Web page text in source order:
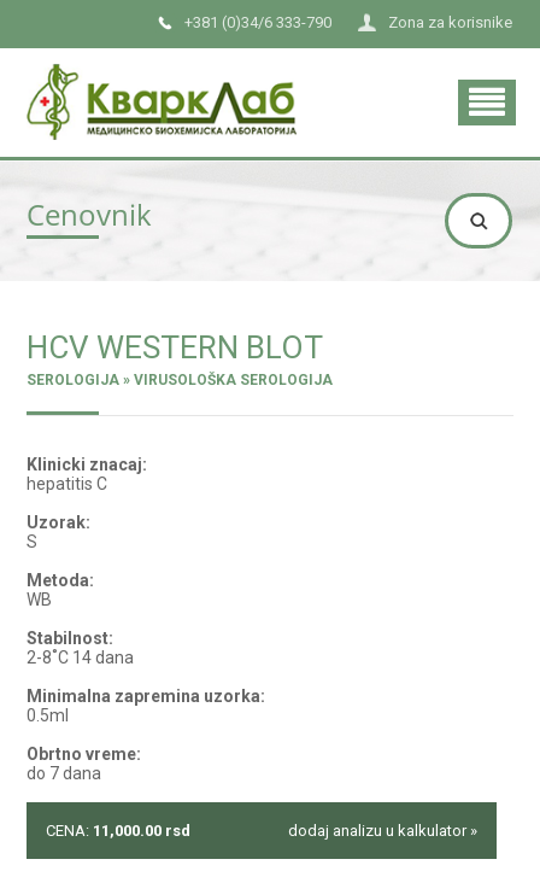
Zona za korisnike
+381 (0)34/6 333-790
Cenovnik
HCV WESTERN BLOT
SEROLOGIJA » VIRUSOLOŠKA SEROLOGIJA
Klinicki znacaj:
hepatitis C
Uzorak:
S
Metoda:
WB
Stabilnost:
2-8˚C 14 dana
Minimalna zapremina uzorka:
0.5ml
Obrtno vreme:
do 7 dana
CENA: 11,000.00 rsd dodaj analizu u kalkulator »